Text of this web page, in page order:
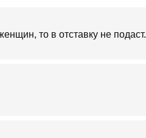
то в отставку не подаст.